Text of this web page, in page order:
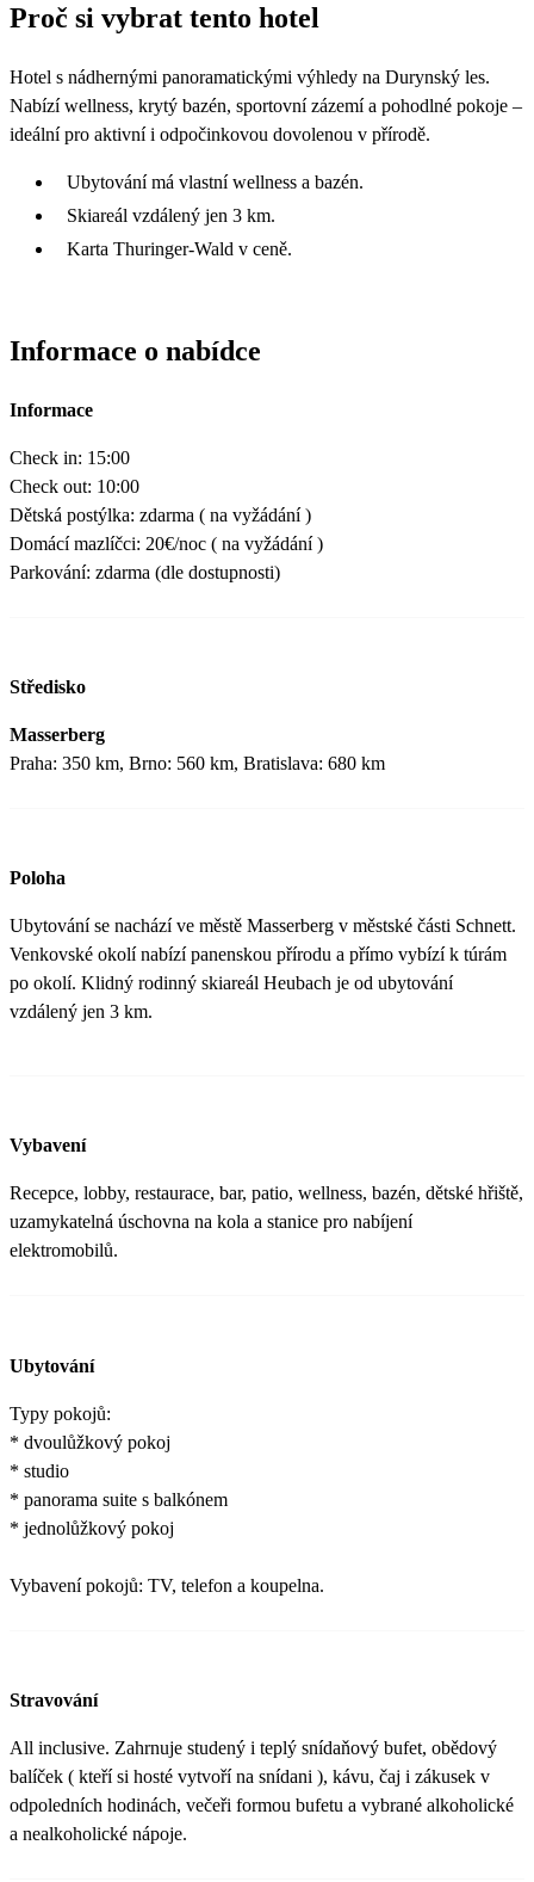
26
3 599
27 28 29
Proč si vybrat tento hotel
Hotel s nádhernými panoramatickými výhledy na Durynský les.
Nabízí wellness, krytý bazén, sportovní zázemí a pohodlné pokoje –
ideální pro aktivní i odpočinkovou dovolenou v přírodě.
Ubytování má vlastní wellness a bazén.
Skiareál vzdálený jen 3 km.
Karta Thuringer-Wald v ceně.
Informace o nabídce
Informace
Check in: 15:00
Check out: 10:00
Dětská postýlka: zdarma ( na vyžádání )
Domácí mazlíčci: 20€/noc ( na vyžádání )
Parkování: zdarma (dle dostupnosti)
Středisko
Masserberg
Praha: 350 km, Brno: 560 km, Bratislava: 680 km
Poloha
Ubytování se nachází ve městě Masserberg v městské části Schnett.
Venkovské okolí nabízí panenskou přírodu a přímo vybízí k túrám
po okolí. Klidný rodinný skiareál Heubach je od ubytování
vzdálený jen 3 km.
Vybavení
Recepce, lobby, restaurace, bar, patio, wellness, bazén, dětské hřiště,
uzamykatelná úschovna na kola a stanice pro nabíjení
elektromobilů.
Ubytování
Typy pokojů:
* dvoulůžkový pokoj
* studio
* panorama suite s balkónem
* jednolůžkový pokoj
Vybavení pokojů: TV, telefon a koupelna.
Stravování
All inclusive. Zahrnuje studený i teplý snídaňový bufet, obědový
balíček ( kteří si hosté vytvoří na snídani ), kávu, čaj i zákusek v
odpoledních hodinách, večeři formou bufetu a vybrané alkoholické
a nealkoholické nápoje.